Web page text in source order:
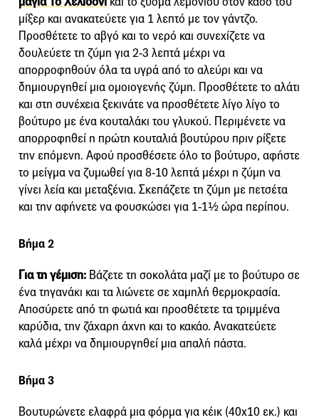
μίξερ και ανακατεύετε για 1 λεπτό με τον γάντζο.
Προσθέτετε το αβγό και το νερό και συνεχίζετε να
δουλεύετε τη ζύμη για 2-3 λεπτά μέχρι να
απορροφηθούν όλα τα υγρά από το αλεύρι και να
δημιουργηθεί μια ομοιογενής ζύμη. Προσθέτετε το αλάτι
και στη συνέχεια ξεκινάτε να προσθέτετε λίγο λίγο το
βούτυρο με ένα κουταλάκι του γλυκού. Περιμένετε να
απορροφηθεί η πρώτη κουταλιά βουτύρου πριν ρίξετε
την επόμενη. Αφού προσθέσετε όλο το βούτυρο, αφήστε
το μείγμα να ζυμωθεί για 8-10 λεπτά μέχρι η ζύμη να
γίνει λεία και μεταξένια. Σκεπάζετε τη ζύμη με πετσέτα
και την αφήνετε να φουσκώσει για 1-1½ ώρα περίπου.
Βήμα 2
Για τη γέμιση: Βάζετε τη σοκολάτα μαζί με το βούτυρο σε
ένα τηγανάκι και τα λιώνετε σε χαμηλή θερμοκρασία.
Αποσύρετε από τη φωτιά και προσθέτετε τα τριμμένα
καρύδια, την ζάχαρη άχνη και το κακάο. Ανακατεύετε
καλά μέχρι να δημιουργηθεί μια απαλή πάστα.
Βήμα 3
Βουτυρώνετε ελαφρά μια φόρμα για κέικ (40x10 εκ.) και